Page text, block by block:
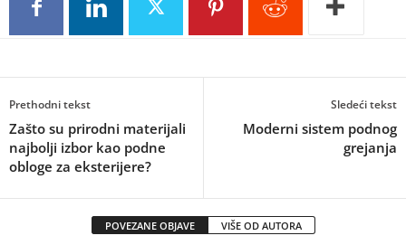
Prethodni tekst
Zašto su prirodni materijali
najbolji izbor kao podne
obloge za eksterijere?
Sledeći tekst
Moderni sistem podnog
grejanja
POVEZANE OBJAVE VIŠE OD AUTORA